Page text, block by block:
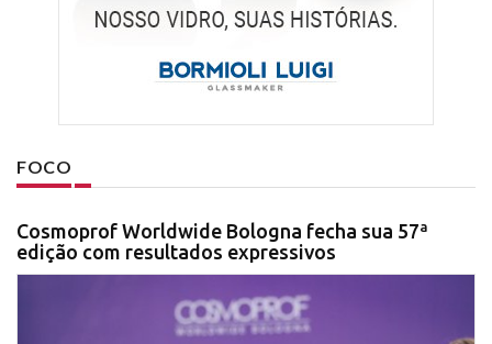
FOCO
Cosmoprof Worldwide Bologna fecha sua 57ª
edição com resultados expressivos